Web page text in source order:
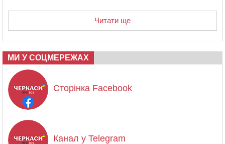
Читати ще
МИ У СОЦМЕРЕЖАХ
Сторінка Facebook
Канал у Telegram